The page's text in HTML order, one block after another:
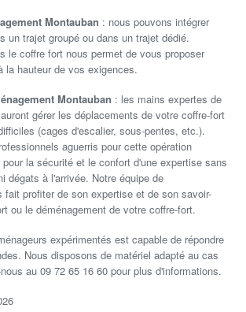
Montauban : nous pouvons intégrer
un trajet groupé ou dans un trajet dédié.
le coffre fort nous permet de vous proposer
la hauteur de vos exigences.
Montauban : les mains expertes de
gérer les déplacements de votre coffre-fort
(cages d'escalier, sous-pentes, etc.).
aguerris pour cette opération
la sécurité et le confort d'une expertise sans
dégats à l'arrivée. Notre équipe de
fait profiter de son expertise et de son savoir-
ou le déménagement de votre coffre-fort.
expérimentés est capable de répondre
Nous disposons de matériel adapté au cas
au 09 72 65 16 60 pour plus d'informations.